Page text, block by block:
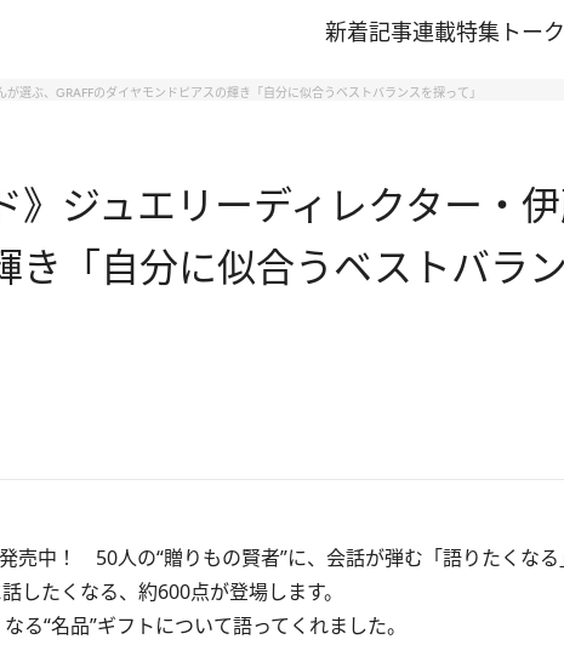
新着記事連載特集 トー
選ぶ、GRAFFのダイヤモンドピアスの輝き「自分に似合うベストバランスを探って」
》ジュエリーディレクター・
「自分に似合うベストバラン
売中！ 50人の“贈りもの賢者”に、会話が弾む「語りたくな
したくなる、約600点が登場します。
“名品”ギフトについて語ってくれました。